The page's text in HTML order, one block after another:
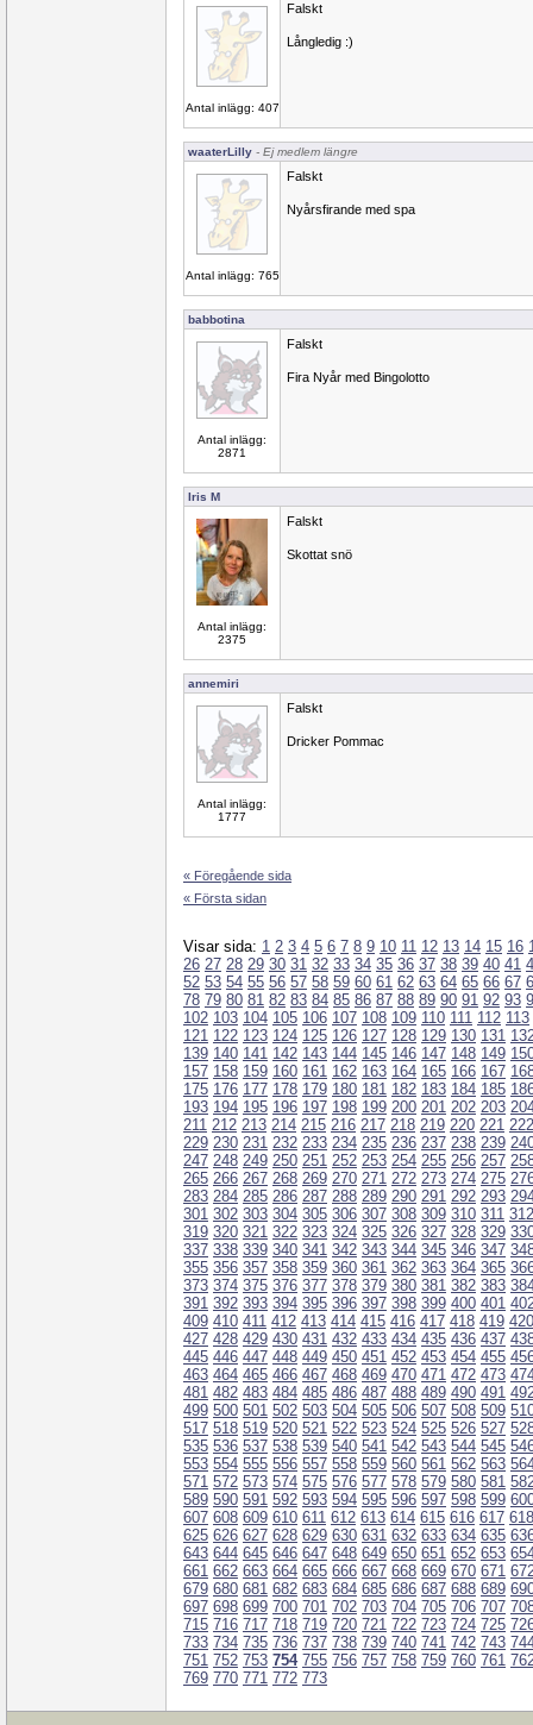
Antal inlägg: 407
Falskt
Långledig :)
waaterLilly - Ej medlem längre
Antal inlägg: 765
Falskt
Nyårsfirande med spa
babbotina
Antal inlägg:
2871
Falskt
Fira Nyår med Bingolotto
Iris M
Antal inlägg:
2375
Falskt
Skottat snö
annemiri
Antal inlägg:
1777
Falskt
Dricker Pommac
« Föregående sida
« Första sidan
Visar sida: 1 2 3 4 5 6 7 8 9 10 11 12 13 14 15 16
26 27 28 29 30 31 32 33 34 35 36 37 38 39 40 41
52 53 54 55 56 57 58 59 60 61 62 63 64 65 66 67
78 79 80 81 82 83 84 85 86 87 88 89 90 91 92 93
102 103 104 105 106 107 108 109 110 111 112 113
121 122 123 124 125 126 127 128 129 130 131
139 140 141 142 143 144 145 146 147 148 149
157 158 159 160 161 162 163 164 165 166 167
175 176 177 178 179 180 181 182 183 184 185
193 194 195 196 197 198 199 200 201 202 203
211 212 213 214 215 216 217 218 219 220 221 222
229 230 231 232 233 234 235 236 237 238 239
247 248 249 250 251 252 253 254 255 256 257
265 266 267 268 269 270 271 272 273 274 275
283 284 285 286 287 288 289 290 291 292 293
301 302 303 304 305 306 307 308 309 310 311 312
319 320 321 322 323 324 325 326 327 328 329
337 338 339 340 341 342 343 344 345 346 347
355 356 357 358 359 360 361 362 363 364 365
373 374 375 376 377 378 379 380 381 382 383
391 392 393 394 395 396 397 398 399 400 401
409 410 411 412 413 414 415 416 417 418 419 420
427 428 429 430 431 432 433 434 435 436 437
445 446 447 448 449 450 451 452 453 454 455
463 464 465 466 467 468 469 470 471 472 473
481 482 483 484 485 486 487 488 489 490 491
499 500 501 502 503 504 505 506 507 508 509
517 518 519 520 521 522 523 524 525 526 527
535 536 537 538 539 540 541 542 543 544 545
553 554 555 556 557 558 559 560 561 562 563
571 572 573 574 575 576 577 578 579 580 581
589 590 591 592 593 594 595 596 597 598 599
607 608 609 610 611 612 613 614 615 616 617 618
625 626 627 628 629 630 631 632 633 634 635
643 644 645 646 647 648 649 650 651 652 653
661 662 663 664 665 666 667 668 669 670 671
679 680 681 682 683 684 685 686 687 688 689
697 698 699 700 701 702 703 704 705 706 707
715 716 717 718 719 720 721 722 723 724 725
733 734 735 736 737 738 739 740 741 742 743
751 752 753 754 755 756 757 758 759 760 761
769 770 771 772 773